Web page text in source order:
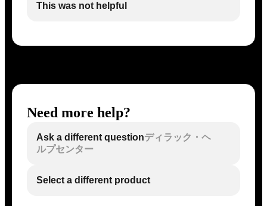
This was not helpful
Need more help?
Ask a different questionディラック・ヘ
ルプセンター
Select a different product